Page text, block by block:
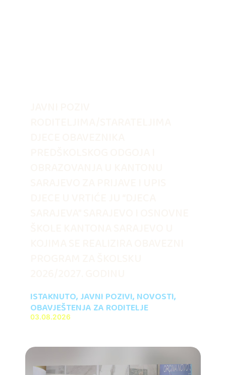
ISTAKNUTO, JAVNI POZIVI, NOVOSTI,
OBAVJEŠTENJA ZA RODITELJE
03.08.2026